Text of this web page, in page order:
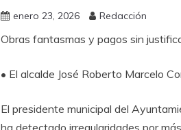
enero 23, 2026 Redacción
Obras fantasmas y pagos sin
• El alcalde José Roberto Marcelo
El presidente municipal del
ha detectado irregularidades por